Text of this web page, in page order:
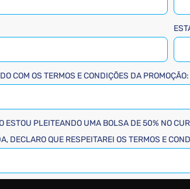
COM OS TERMOS E CONDIÇÕES DA PROMOÇÃO:
ESTOU PLEITEANDO UMA BOLSA DE 50% NO
DECLARO QUE RESPEITAREI OS TERMOS E